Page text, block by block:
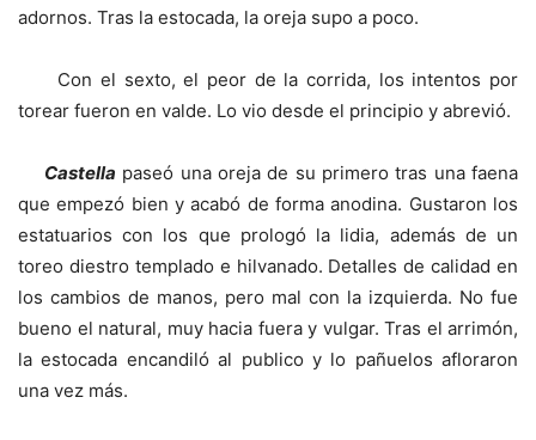
adornos. Tras la estocada, la oreja supo a poco.
Con el sexto, el peor de la corrida, los intentos por
torear fueron en valde. Lo vio desde el principio y abrevió.
Castella paseó una oreja de su primero tras una faena
que empezó bien y acabó de forma anodina. Gustaron los
estatuarios con los que prologó la lidia, además de un
toreo diestro templado e hilvanado. Detalles de calidad en
los cambios de manos, pero mal con la izquierda. No fue
bueno el natural, muy hacia fuera y vulgar. Tras el arrimón,
la estocada encandiló al publico y lo pañuelos afloraron
una vez más.